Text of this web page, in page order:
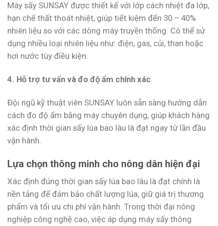
Máy sấy SUNSAY được thiết kế với lớp cách nhiệt đa lớp,
hạn chế thất thoát nhiệt, giúp tiết kiệm đến 30 – 40%
nhiên liệu so với các dòng máy truyền thống. Có thể sử
dụng nhiều loại nhiên liệu như: điện, gas, củi, than hoặc
hơi nước tùy điều kiện.
4. Hỗ trợ tư vấn và đo độ ẩm chính xác
Đội ngũ kỹ thuật viên SUNSAY luôn sẵn sàng hướng dẫn
cách đo độ ẩm bằng máy chuyên dụng, giúp khách hàng
xác định thời gian sấy lúa bao lâu là đạt ngay từ lần đầu
vận hành.
Lựa chọn thông minh cho nông dân hiện đại
Xác định đúng thời gian sấy lúa bao lâu là đạt chính là
nền tảng để đảm bảo chất lượng lúa, giữ giá trị thương
phẩm và tối ưu chi phí vận hành. Trong thời đại nông
nghiệp công nghệ cao, việc áp dụng máy sấy thông